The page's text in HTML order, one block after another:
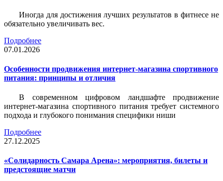
Иногда для достижения лучших результатов в фитнесе не
обязательно увеличивать вес.
Подробнее
07.01.2026
Особенности продвижения интернет-магазина спортивного
питания: принципы и отличия
В современном цифровом ландшафте продвижение
интернет-магазина спортивного питания требует системного
подхода и глубокого понимания специфики ниши
Подробнее
27.12.2025
«Солидарность Самара Арена»: мероприятия, билеты и
предстоящие матчи